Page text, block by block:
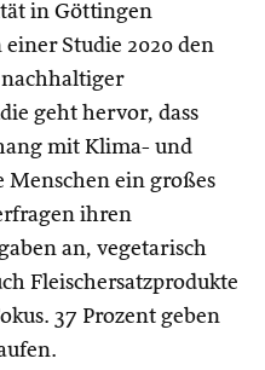
in Göttingen
Studie 2020 den
geht hervor, dass
mit Klima- und
ein großes
ihren
an, vegetarisch
Fleischersatzprodukte
37 Prozent geben